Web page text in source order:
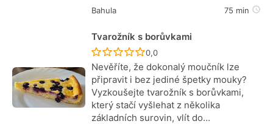
Bahula 75 min
Tvarožník s borůvkami
Recept ještě nebyl hodnocen
0,0
Nevěříte, že dokonalý moučník lze
připravit i bez jediné špetky mouky?
Vyzkoušejte tvarožník s borůvkami,
který stačí vyšlehat z několika
základních surovin, vlít do…